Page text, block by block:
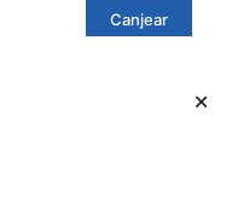
Canjear